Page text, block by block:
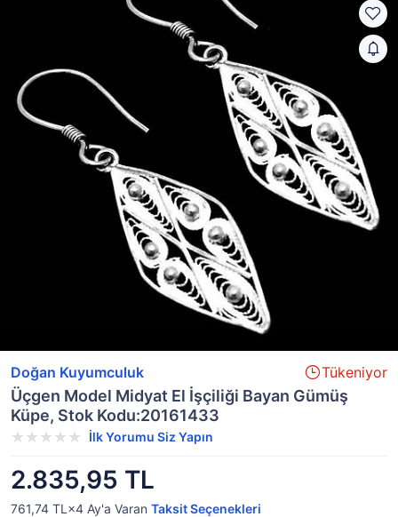
Doğan Kuyumculuk Tükeniyor
Üçgen Model Midyat El İşçiliği Bayan Gümüş
Küpe, Stok Kodu:20161433
İlk Yorumu Siz Yapın
2.835,95 TL
761,74 TL×4 Ay'a Varan Taksit Seçenekleri